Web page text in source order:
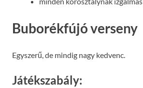
Buborékfújó verseny
Egyszerű, de mindig nagy kedvenc.
Játékszabály: